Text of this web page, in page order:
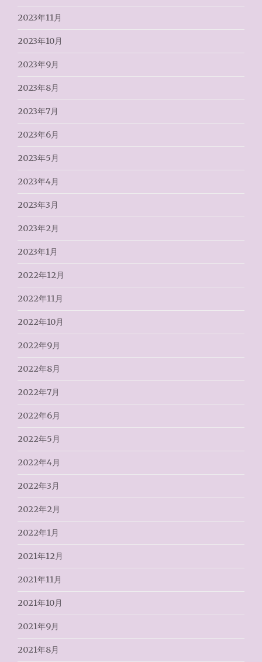
2023年11月
2023年10月
2023年9月
2023年8月
2023年7月
2023年6月
2023年5月
2023年4月
2023年3月
2023年2月
2023年1月
2022年12月
2022年11月
2022年10月
2022年9月
2022年8月
2022年7月
2022年6月
2022年5月
2022年4月
2022年3月
2022年2月
2022年1月
2021年12月
2021年11月
2021年10月
2021年9月
2021年8月